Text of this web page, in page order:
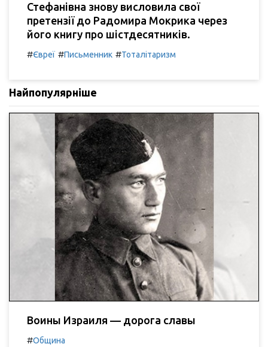
Стефанівна знову висловила свої
претензії до Радомира Мокрика через
його книгу про шістдесятників.
#Євреї #Письменник #Тоталітаризм
Найпопулярніше
Воины Израиля — дорога славы
#Община